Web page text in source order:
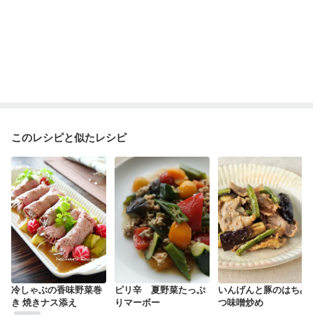
このレシピと似たレシピ
冷しゃぶの香味野菜巻
き 焼きナス添え
ピリ辛 夏野菜たっぷ
りマーボー
いんげんと豚のはちみ
つ味噌炒め